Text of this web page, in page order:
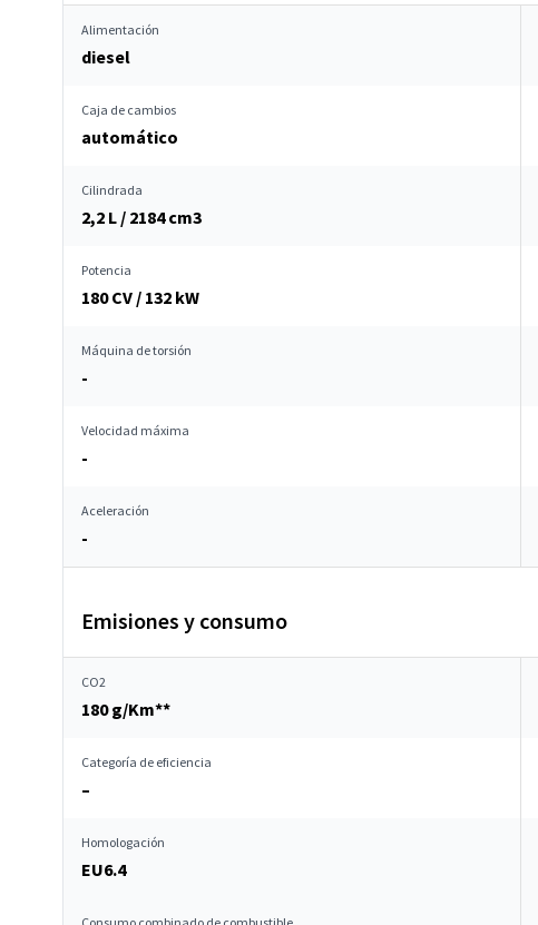
Alimentación
diesel
Caja de cambios
automático
Cilindrada
2,2 L / 2184 cm3
Potencia
180 CV / 132 kW
Máquina de torsión
-
Velocidad máxima
-
Aceleración
-
Emisiones y consumo
CO2
180 g/Km**
Categoría de eficiencia
–
Homologación
EU6.4